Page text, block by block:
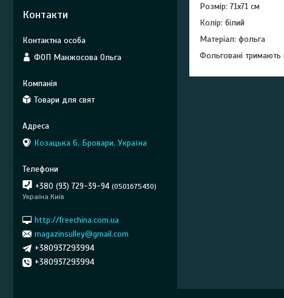
Розмір: 71х71 см
Колір: білий
Матеріал: фольга
Фольговані тримають
Контакти
ФОП Манжосова Ольга
Товари для свят
Козацька 6, Бровари, Україна
+380 (93) 729-39-94 0501675430
Україна Київ
http://freechina.com.ua
magazinsulley@gmail.com
+380937293994
+380937293994